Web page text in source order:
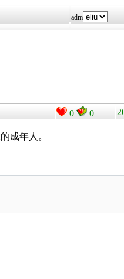
adm
0 0
成年人。